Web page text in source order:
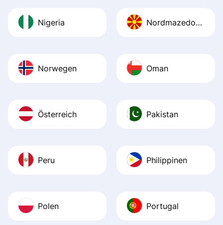
Nigeria Nordmazedonien
Norwegen Oman
Österreich Pakistan
Peru Philippinen
Polen Portugal